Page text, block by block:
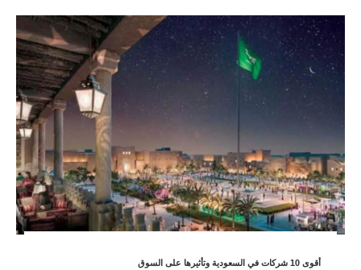
أقوى 10 شركات في السعودية وتأثيرها على السوق